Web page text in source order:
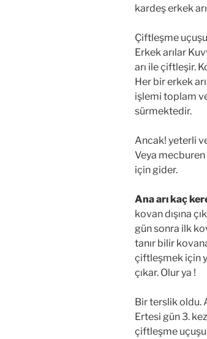
kardeş erkek
Çiftleşme
Erkek arılar
arı ile çiftleşir.
Her bir erkek
işlemi toplam
sürmektedir.
Ancak! yeterli
Veya mecburen
için gider.
Ana arıkaç
kovan dışına
gün sonra ilk
tanır bilir
çiftleşmek için
çıkar. Olur ya !
Bir terslik oldu.
Ertesi gün 3.
çiftleşme